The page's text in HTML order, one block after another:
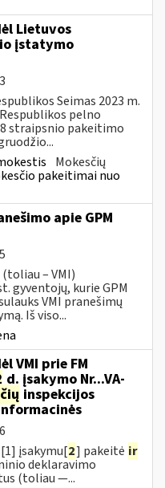
Lietuvos
įstatymo
Seimas 2023 m.
pelno
straipsnio pakeitimo
Mokesčių
pakeitimai nuo
apie GPM
– VMI)
gyventojų, kurie GPM
VMI pranešimų
Iš viso...
VMI prie FM
d. įsakymo Nr...VA-
inspekcijos
įsakymu[2] pakeitė ir
deklaravimo
(toliau —...